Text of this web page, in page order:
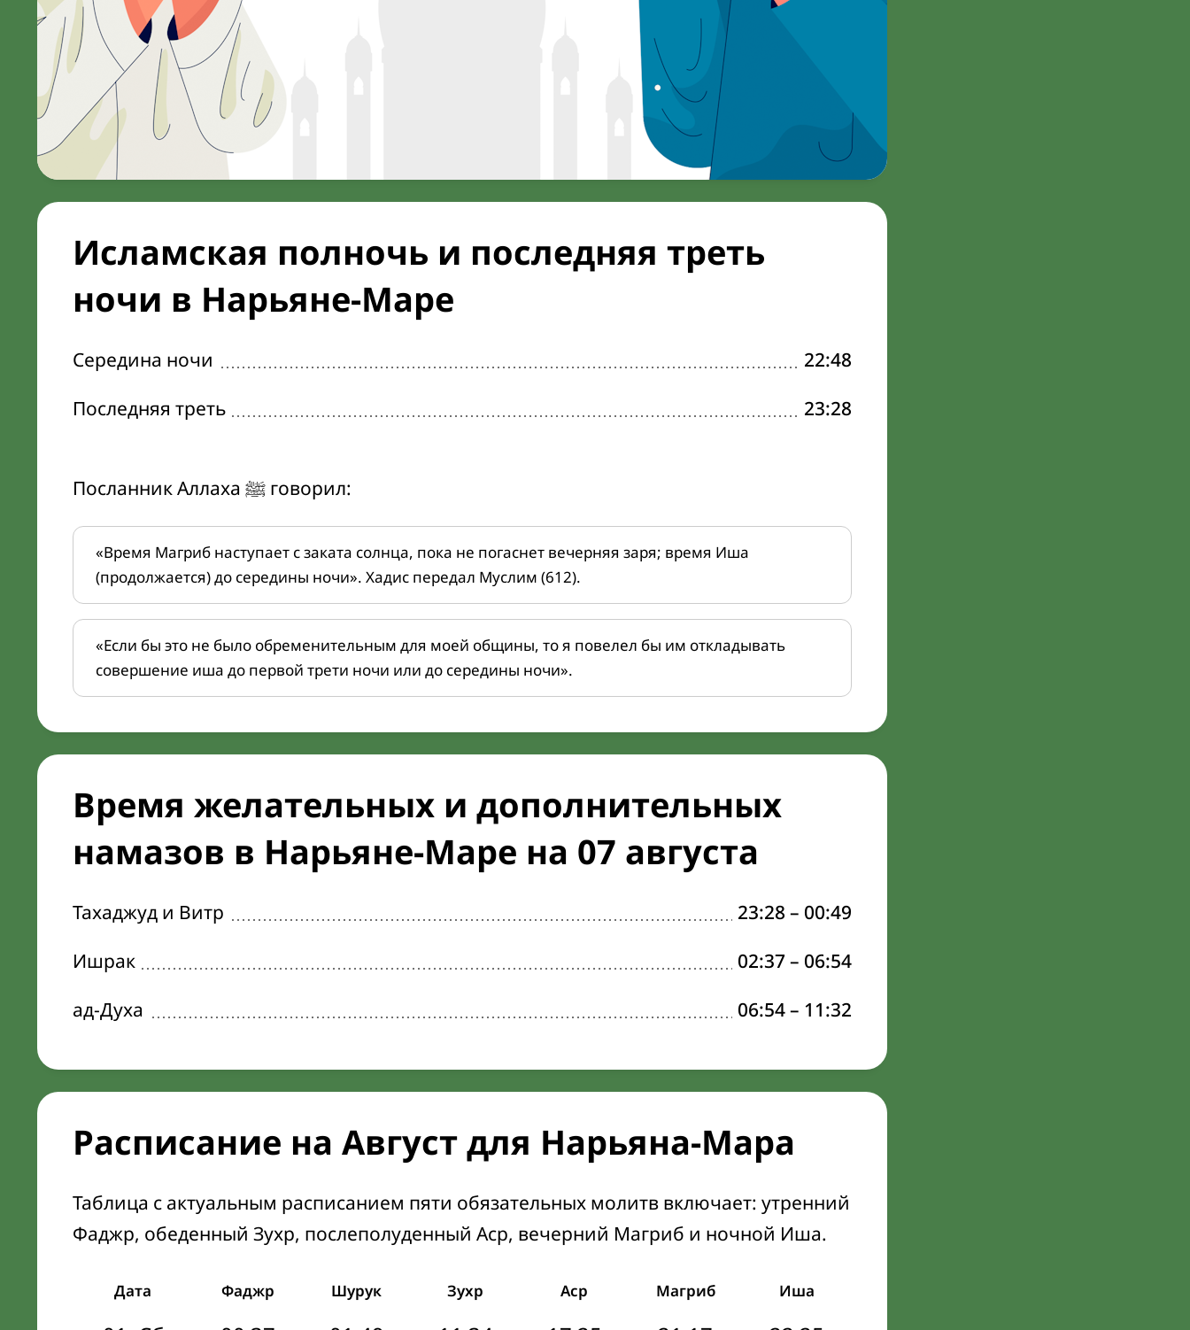
Исламская полночь и последняя треть
ночи в Нарьяне-Маре
Середина ночи
22:48
Последняя треть
23:28
Посланник Аллаха ﷺ говорил:
«Время Магриб наступает с заката солнца, пока не погаснет вечерняя заря; время Иша
(продолжается) до середины ночи». Хадис передал Муслим (612).
«Если бы это не было обременительным для моей общины, то я повелел бы им откладывать
совершение иша до первой трети ночи или до середины ночи».
Время желательных и дополнительных
намазов в Нарьяне-Маре на 07 августа
Тахаджуд и Витр 23:28 – 00:49
Ишрак
02:37– 06:54
ад-Духа
06:54– 11:32
Расписание на Август для Нарьяна-Мара
Таблица с актуальным расписанием пяти обязательных молитв включает: утренний
Фаджр, обеденный Зухр, послеполуденный Аср, вечерний Магриб и ночной Иша.
Дата Фаджр Шурук Зухр Аср Магриб Иша